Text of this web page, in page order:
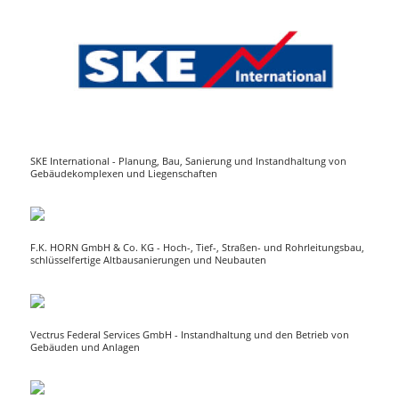
SKE International - Planung, Bau, Sanierung und Instandhaltung von
Gebäudekomplexen und Liegenschaften
F.K. HORN GmbH & Co. KG - Hoch-, Tief-, Straßen- und Rohrleitungsbau,
schlüsselfertige Altbausanierungen und Neubauten
Vectrus Federal Services GmbH - Instandhaltung und den Betrieb von
Gebäuden und Anlagen